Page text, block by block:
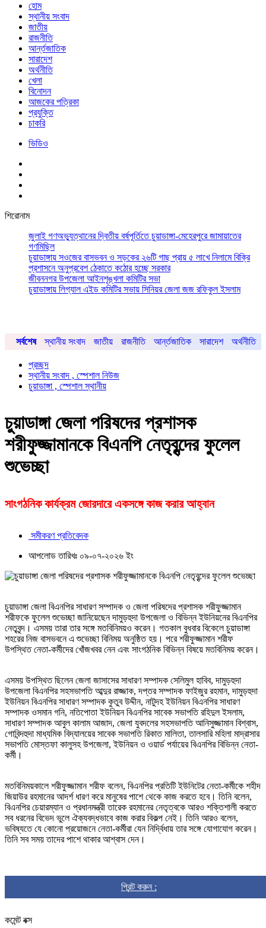
হোম
স্থানীয় সংবাদ
জাতীয়
রাজনীতি
আর্ন্তজাতিক
সারাদেশ
অর্থনীতি
খেলা
বিনোদন
আজকের পত্রিকা
প্রযুক্তি
চাকরি
ভিডিও
শিরোনাম
জুলাই গণঅভ্যুত্থানের দ্বিতীয় বর্ষপূর্তিতে চুয়াডাঙ্গা-মেহেরপুরে জামায়াতের
গণমিছিল
চুয়াডাঙ্গায় সওজের বাসভবন ও সড়কের ২৬টি গাছ প্রায় ৫ লাখে নিলামে বিক্রি
প্রশাসনে অনুপ্রবেশ ঠেকাতে কঠোর হচ্ছে সরকার
জীবননগর উপজেলা আইনশৃঙ্খলা কমিটির সভা
চুয়াডাঙ্গায় লিগ্যাল এইড কমিটির সভায় সিনিয়র জেলা জজ রফিকুল ইসলাম
সর্বশেষ স্থানীয় সংবাদ জাতীয় রাজনীতি আর্ন্তজাতিক সারাদেশ অর্থনীতি
প্রচ্ছদ
স্থানীয় সংবাদ , স্পেশাল নিউজ
চুয়াডাঙ্গা , স্পেশাল স্থানীয়
চুয়াডাঙ্গা জেলা পরিষদের প্রশাসক
শরীফুজ্জামানকে বিএনপি নেতৃবৃন্দের ফুলেল
শুভেচ্ছা
সাংগঠনিক কার্যক্রম জোরদারে একসঙ্গে কাজ করার আহ্বান
সমীকরণ প্রতিবেদক
আপলোড তারিখঃ ০৯-০৭-২০২৬ ইং
চুয়াডাঙ্গা জেলা বিএনপির সাধারণ সম্পাদক ও জেলা পরিষদের প্রশাসক শরীফুজ্জামান
শরীফকে ফুলেল শুভেচ্ছা জানিয়েছেন দামুড়হুদা উপজেলা ও বিভিন্ন ইউনিয়নের বিএনপির
নেতৃবৃন্দ। এসময় তারা তার সঙ্গে মতবিনিময়ও করেন। গতকাল বুধবার বিকেলে চুয়াডাঙ্গা
শহরের নিজ বাসভবনে এ শুভেচ্ছা বিনিময় অনুষ্ঠিত হয়। পরে শরীফুজ্জামান শরীফ
উপস্থিত নেতা-কর্মীদের খোঁজখবর নেন এবং সাংগঠনিক বিভিন্ন বিষয়ে মতবিনিময় করেন।
এসময় উপস্থিত ছিলেন জেলা জাসাসের সাধারণ সম্পাদক সেলিমুল হাবিব, দামুড়হুদা
উপজেলা বিএনপির সহসভাপতি আব্দুর রাজ্জাক, দপ্তর সম্পাদক ফাইজুর রহমান, দামুড়হুদা
ইউনিয়ন বিএনপির সাধারণ সম্পাদক কুতুব উদ্দীন, নাটুদহ ইউনিয়ন বিএনপির সাধারণ
সম্পাদক ওসমান গনি, নতিপোতা ইউনিয়ন বিএনপির সাবেক সভাপতি রহিদুল ইসলাম,
সাধারণ সম্পাদক আবুল কালাম আজাদ, জেলা যুবদলের সহসভাপতি আনিসুজ্জামান বিশ্বাস,
গোবিন্দহুদা মাধ্যমিক বিদ্যালয়ের সাবেক সভাপতি রিকাত মালিতা, তালসারি মহিলা মাদ্রাসার
সভাপতি মোস্তফা কালুসহ উপজেলা, ইউনিয়ন ও ওয়ার্ড পর্যায়ের বিএনপির বিভিন্ন নেতা-
কর্মী।
মতবিনিময়কালে শরীফুজ্জামান শরীফ বলেন, বিএনপির প্রতিটি ইউনিটের নেতা-কর্মীকে শহীদ
জিয়াউর রহমানের আদর্শ ধারণ করে মানুষের পাশে থেকে কাজ করতে হবে। তিনি বলেন,
বিএনপির চেয়ারম্যান ও প্রধানমন্ত্রী তারেক রহমানের নেতৃত্বকে আরও শক্তিশালী করতে
সব ধরনের বিভেদ ভুলে ঐক্যবদ্ধভাবে কাজ করার বিকল্প নেই। তিনি আরও বলেন,
ভবিষ্যতে যে কোনো প্রয়োজনে নেতা-কর্মীরা যেন নির্দ্বিধায় তার সঙ্গে যোগাযোগ করেন।
তিনি সব সময় তাদের পাশে থাকার আশ্বাস দেন।
প্রিন্ট করুন :
কমেন্ট বক্স